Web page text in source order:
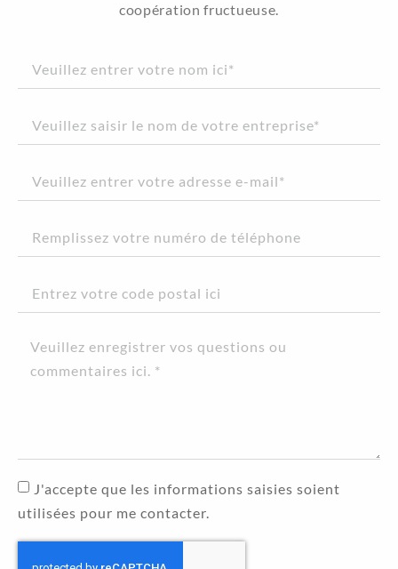
coopération fructueuse.
J'accepte que les informations saisies soient
utilisées pour me contacter.